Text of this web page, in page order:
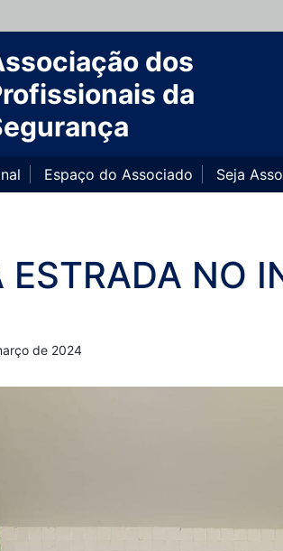
dos
da
Espaço do Associado Seja
ESTRADA NO
de 2024